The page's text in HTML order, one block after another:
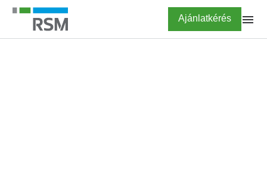
Ugrás
tartalomra
Highlighted
Ajánlatkérés